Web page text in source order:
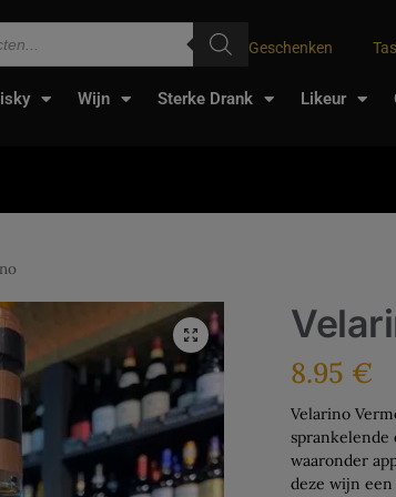
Geschenken
Wijn Sterke Drank Likeur
8.95 €
Velarino
sprankelende
waaronder
deze wijn